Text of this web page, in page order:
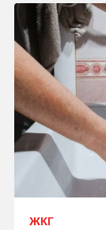
16:10,
ЖКГ